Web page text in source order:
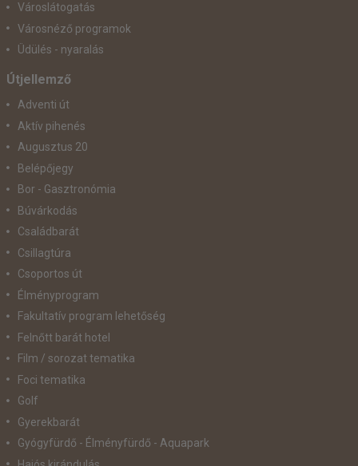
Városlátogatás
Városnéző programok
Üdülés - nyaralás
Útjellemző
Adventi út
Aktív pihenés
Augusztus 20
Belépőjegy
Bor - Gasztronómia
Búvárkodás
Családbarát
Csillagtúra
Csoportos út
Élményprogram
Fakultatív program lehetőség
Felnőtt barát hotel
Film / sorozat tematika
Foci tematika
Golf
Gyerekbarát
Gyógyfürdő - Élményfürdő - Aquapark